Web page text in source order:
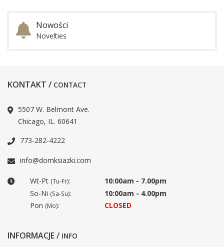
Nowości
Novelties
KONTAKT / CONTACT
5507 W. Belmont Ave.
Chicago, IL. 60641
773-282-4222
info@domksiazki.com
Wt-Pt (Tu-Fr):
10:00am - 7.00pm
So-Ni (Sa-Su):
10:00am - 4.00pm
Pon (Mo): CLOSED
INFORMACJE / INFO